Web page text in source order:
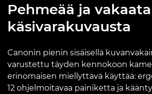
Pehmeää ja vakaata
käsivarakuvausta
Canonin pienin sisäisellä
varustettu täyden kennokoon
erinomaisen miellyttävä käyttää:
12 ohjelmoitavaa painiketta ja